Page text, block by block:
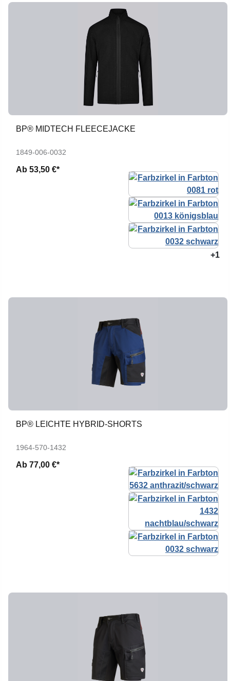
BP® MIDTECH FLEECEJACKE
1849-006-0032
Ab 53,50 €*
+1
BP® LEICHTE HYBRID-SHORTS
1964-570-1432
Ab 77,00 €*